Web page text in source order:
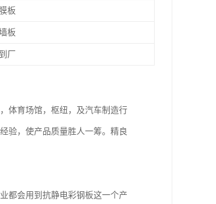
板
板
厂
体育场馆，枢纽，及汽车制造行
验，使产品质量胜人一筹。精良
都会用到抗静电彩钢板这一个产